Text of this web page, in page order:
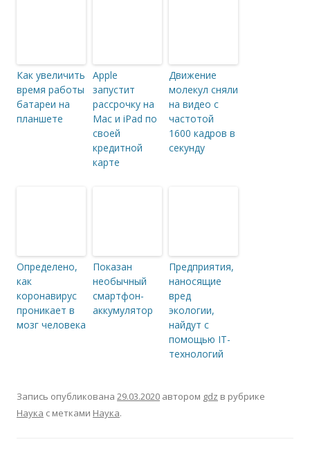
Как увеличить
время работы
батареи на
планшете
Apple
запустит
рассрочку на
Mac и iPad по
своей
кредитной
карте
Движение
молекул сняли
на видео с
частотой
1600 кадров в
секунду
Определено,
как
коронавирус
проникает в
мозг человека
Показан
необычный
смартфон-
аккумулятор
Предприятия,
наносящие
вред
экологии,
найдут с
помощью IT-
технологий
Запись опубликована 29.03.2020 автором gdz в рубрике
Наука с метками Наука.